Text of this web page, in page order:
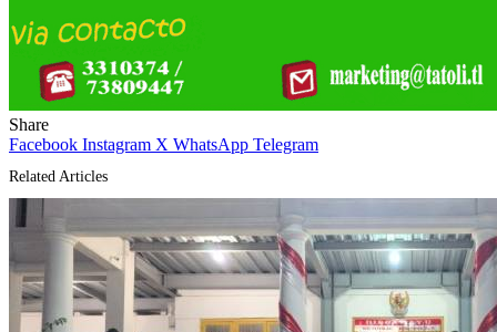
Share
Facebook Instagram X WhatsApp Telegram
Related Articles